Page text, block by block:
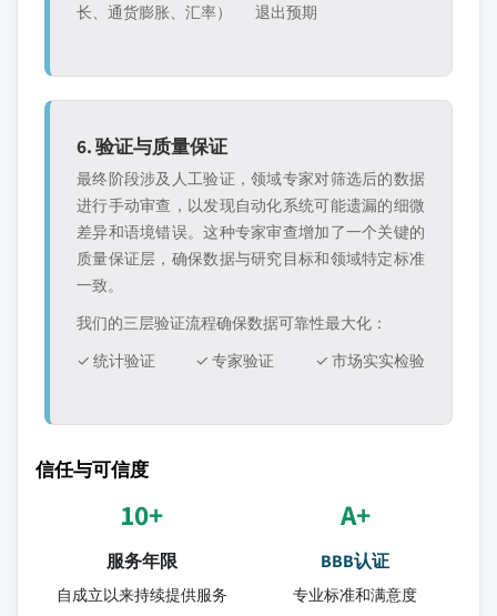
长、通货膨胀、汇率）
退出预期
6. 验证与质量保证
最终阶段涉及人工验证，领域专家对筛选后的数据
进行手动审查，以发现自动化系统可能遗漏的细微
差异和语境错误。这种专家审查增加了一个关键的
质量保证层，确保数据与研究目标和领域特定标准
一致。
我们的三层验证流程确保数据可靠性最大化：
✓ 统计验证
✓ 专家验证 ✓ 市场实实检验
信任与可信度
10+
服务年限
自成立以来持续提供服务
A+
BBB认证
专业标准和满意度